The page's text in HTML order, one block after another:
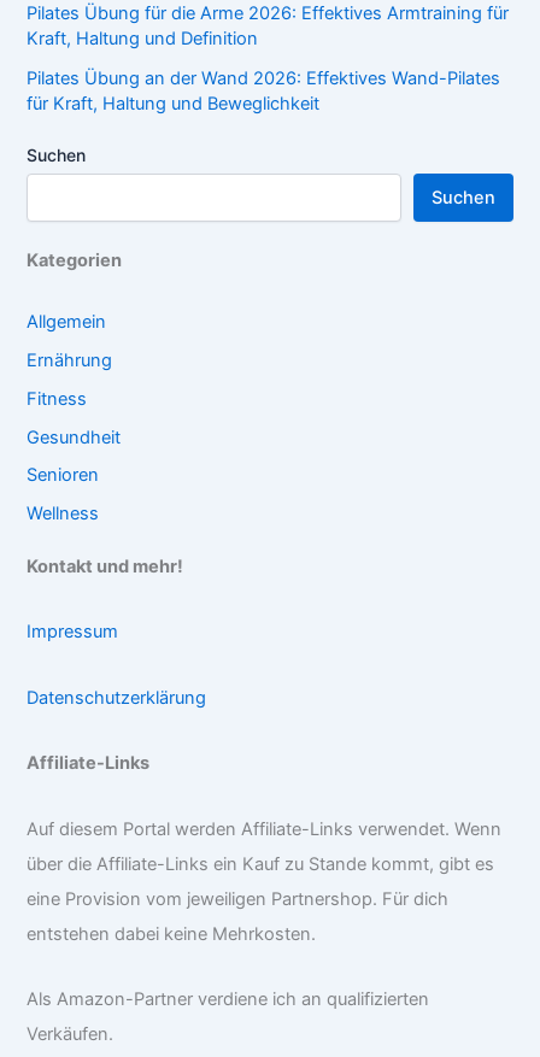
Pilates Übung für die Arme 2026: Effektives Armtraining für
Kraft, Haltung und Definition
Pilates Übung an der Wand 2026: Effektives Wand-Pilates
für Kraft, Haltung und Beweglichkeit
Suchen
Suchen
Kategorien
Allgemein
Ernährung
Fitness
Gesundheit
Senioren
Wellness
Kontakt und mehr!
Impressum
Datenschutzerklärung
Affiliate-Links
Auf diesem Portal werden Affiliate-Links verwendet. Wenn
über die Affiliate-Links ein Kauf zu Stande kommt, gibt es
eine Provision vom jeweiligen Partnershop. Für dich
entstehen dabei keine Mehrkosten.
Als Amazon-Partner verdiene ich an qualifizierten
Verkäufen.